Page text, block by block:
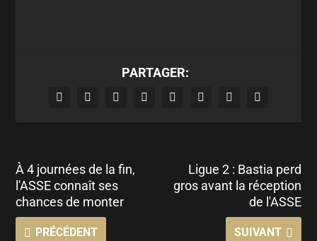
PARTAGER:
À 4 journées de la fin,
l'ASSE connaît ses
chances de monter
PRÉCÉDENT
Ligue 2 : Bastia perd
gros avant la réception
de l'ASSE
SUIVANT